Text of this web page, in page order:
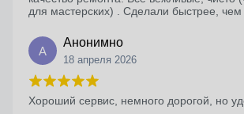
для мастерских) . Сделали быстрее, чем
А
Анонимно
18 апреля 2026
Хороший сервис, немного дорогой, но